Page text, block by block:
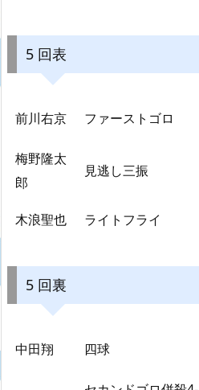
5 回表
前川右京 ファーストゴロ
梅野隆太
郎
見逃し三振
木浪聖也 ライトフライ
5 回裏
中田翔 四球